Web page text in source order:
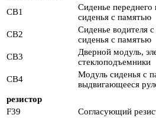
CB1
Сиденье
сиденья с памятью
CB2
Сиденье водителя
сиденья с памятью
CB3
Дверной модуль,
стеклоподъемники
CB4
Модуль сиденья с
выдвигающееся
резистор
F39
Согласующий